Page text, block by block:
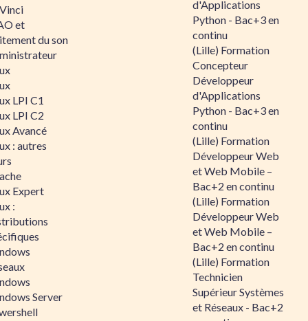
et
du son
LPI C1
LPI C2
Avancé
: autres
Expert
:
Server
d'Applications
Python - Bac+3 en
continu
(Lille) Formation
Concepteur
Développeur
d'Applications
Python - Bac+3 en
continu
(Lille) Formation
Développeur Web
et Web Mobile –
Bac+2 en continu
(Lille) Formation
Développeur Web
et Web Mobile –
Bac+2 en continu
(Lille) Formation
Technicien
Supérieur Systèmes
et Réseaux - Bac+2